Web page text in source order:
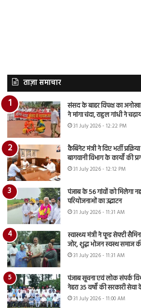
ताज़ा समाचार
संसद के बाहर विपक्ष का
ने मांगा चंदा, राहुल गांधी ने
31 July 2026 - 12:22 PM
कैबिनेट मंत्री ने दिए भर्ती
बागवानी विभाग के कार्यों की
31 July 2026 - 12:12 PM
पंजाब के 56 गांवों को मिलेगा
परियोजनाओं का उद्घाटन
31 July 2026 - 11:31 AM
स्वास्थ्य मंत्री ने फूड सेफ्टी
जोर, शुद्ध भोजन स्वस्थ समाज
31 July 2026 - 11:31 AM
पंजाब सूचना एवं लोक संपर्क
नेहरा 35 वर्षों की सरकारी सेवा
31 July 2026 - 11:00 AM